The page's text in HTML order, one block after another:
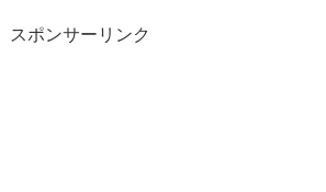
スポンサーリンク